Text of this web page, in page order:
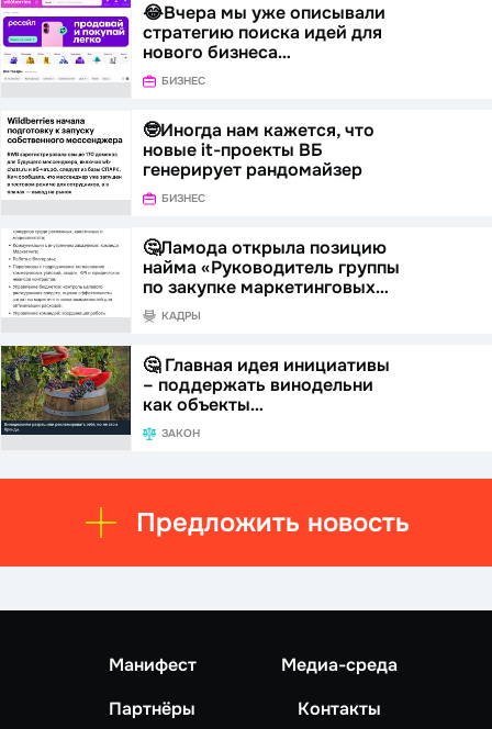
😂Вчера мы уже описывали
стратегию поиска идей для
нового бизнеса…
БИЗНЕС
🤓Иногда нам кажется, что
новые it-проекты ВБ
генерирует рандомайзер
БИЗНЕС
🤔Ламода открыла позицию
найма «Руководитель группы
по закупке маркетинговых…
КАДРЫ
🤔 Главная идея инициативы
– поддержать винодельни
как объекты…
ЗАКОН
Предложить новость
Манифест
Медиа-среда
Партнёры
Контакты